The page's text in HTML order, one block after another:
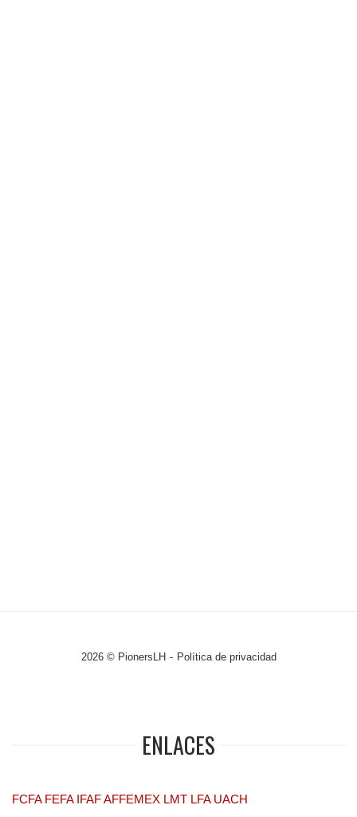
2026 © PionersLH Política de privacidad
ENLACES
FCFA FEFA IFAFAFFEMEX LMT LFA UACH